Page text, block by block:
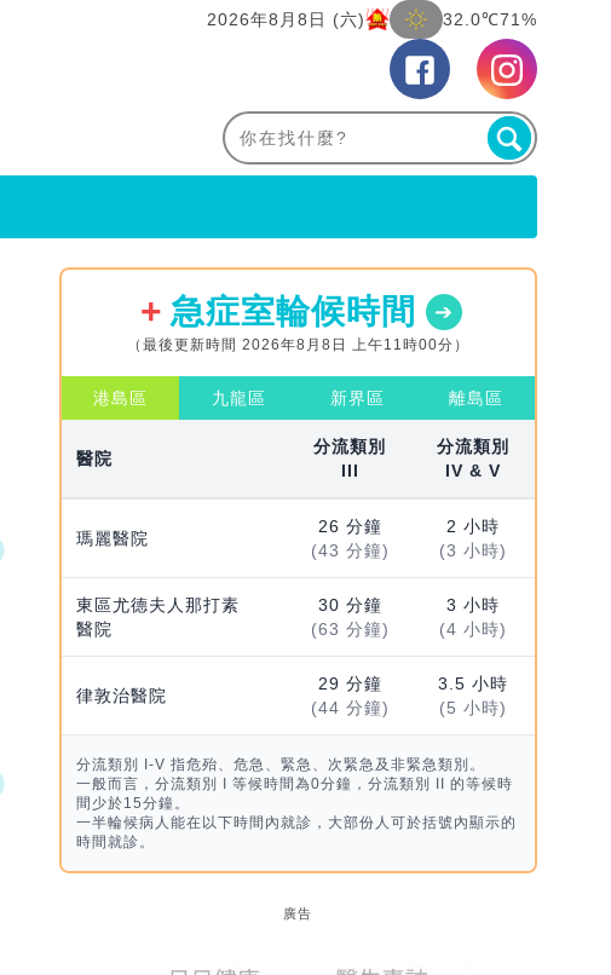
2026年8月8日 (六) 32.0℃71%
急症室輪候時間
（最後更新時間 2026年8月8日 上午11時00分）
港島區 九龍區 新界區 離島區
醫院
分流類別
III
分流類別
IV & V
瑪麗醫院
26 分鐘
(43 分鐘)
2 小時
(3 小時)
東區尤德夫人那打素
醫院
30 分鐘
(63 分鐘)
3 小時
(4 小時)
律敦治醫院
29 分鐘
(44 分鐘)
3.5 小時
(5 小時)
分流類別 I-V 指危殆、危急、緊急、次緊急及非緊急類別。
一般而言，分流類別 I 等候時間為0分鐘，分流類別 II 的等候時
間少於15分鐘。
一半輪候病人能在以下時間內就診，大部份人可於括號內顯示的
時間就診。
廣告